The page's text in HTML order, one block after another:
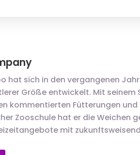
hat sich in den vergangenen
Größe entwickelt. Mit seinem
kommentierten Fütterungen
Zooschule hat er die Weichen
mit